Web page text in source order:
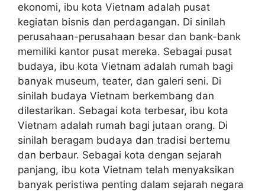
ekonomi, ibu kota Vietnam adalah pusat
kegiatan bisnis dan perdagangan. Di sinilah
perusahaan-perusahaan besar dan bank-bank
memiliki kantor pusat mereka. Sebagai pusat
budaya, ibu kota Vietnam adalah rumah bagi
banyak museum, teater, dan galeri seni. Di
sinilah budaya Vietnam berkembang dan
dilestarikan. Sebagai kota terbesar, ibu kota
Vietnam adalah rumah bagi jutaan orang. Di
sinilah beragam budaya dan tradisi bertemu
dan berbaur. Sebagai kota dengan sejarah
panjang, ibu kota Vietnam telah menyaksikan
banyak peristiwa penting dalam sejarah negara